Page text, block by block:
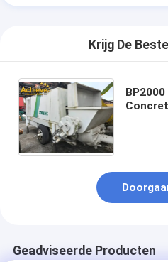
Krijg De
Geadviseerde Producten